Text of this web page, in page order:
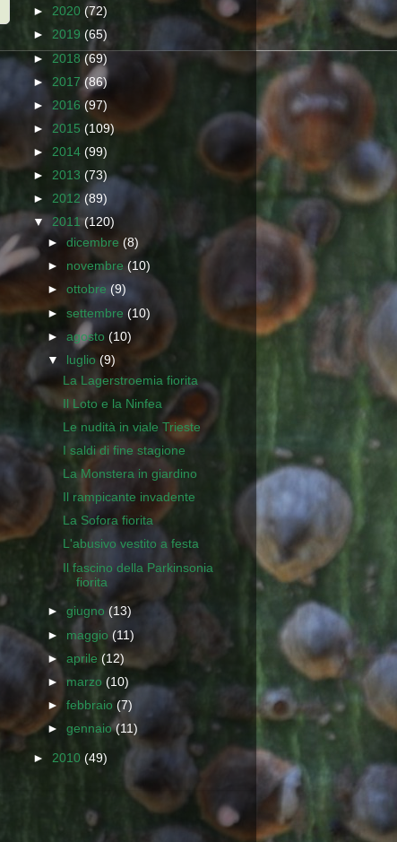
► 2020 (72)
► 2019 (65)
► 2018(69)
► 2017 (86)
► 2016 (97)
► 2015 (109)
► 2014 (99)
► 2013 (73)
► 2012 (89)
▼ 2011(120)
►dicembre(8)
► novembre(10)
►ottobre(9)
►settembre(10)
►agosto(10)
▼
luglio(9)
La Lagerstroemia fiorita
Il Loto e la Ninfea
Le nudità in viale Trieste
I saldi di fine stagione
La Monstera in giardino
Il rampicante invadente
La Sofora fiorita
L'abusivo vestito a festa
Il fascino della Parkinsonia
fiorita
►giugno(13)
► maggio (11)
►aprile (12)
► marzo(10)
►febbraio(7)
►gennaio(11)
► 2010 (49)